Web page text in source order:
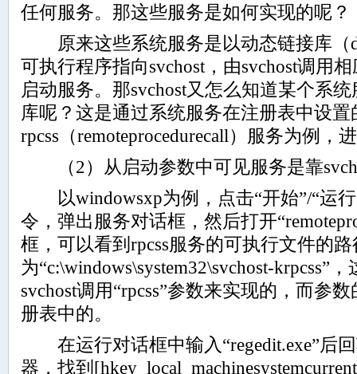
任何服务。那这些服务是如何实现的呢？
原来这些系统服务是以动态链接库（
可执行程序指向svchost，由svchost调用
启动服务。那svchost又怎么知道某个系
库呢？这是通过系统服务在注册表中设
rpcss（remoteprocedurecall）服务为例，
（2）从启动参数中可见服务是靠
以windowsxp为例，点击“开始”/“运行”
令，弹出服务对话框，然后打开
框，可以看到rpcss服务的可执行文件的路
为“c:\windows\system32\svchost-krpcss”
svchost调用“rpcss”参数来实现的，而参
册表中的。
在运行对话框中输入“regedit.exe”后
器，找到